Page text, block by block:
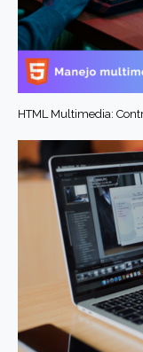
HTML Multimedia: